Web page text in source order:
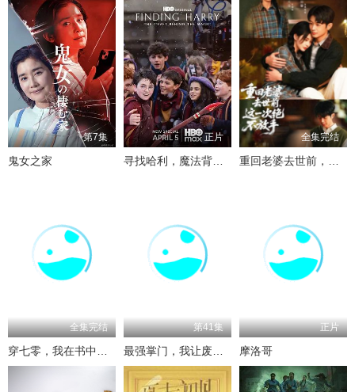
第7集
鬼女之家
正片
寻找哈利，魔法背后的匠心
全集完结
重回老婆去世前，这一次绝不放手
全集完结
穿七零，我在书中挺好的
第41集
最强掌门，我让废柴宗门碾压三界
正片
摩洛哥